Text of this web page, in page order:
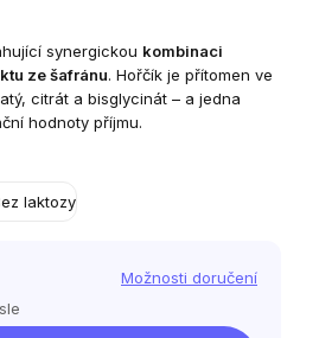
synergickou kombinaci
ze šafránu. Hořčík je přítomen ve
citrát a bisglycinát – a jedna
hodnoty příjmu.
laktozy
Možnosti doručení